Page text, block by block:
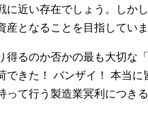
に近い存在でしょう。しか
となることを目指していま
るのか否かの最も大切な
できた！ バンザイ！ 本当
て行う製造業冥利につき